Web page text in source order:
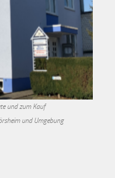
und zum Kauf
und Umgebung